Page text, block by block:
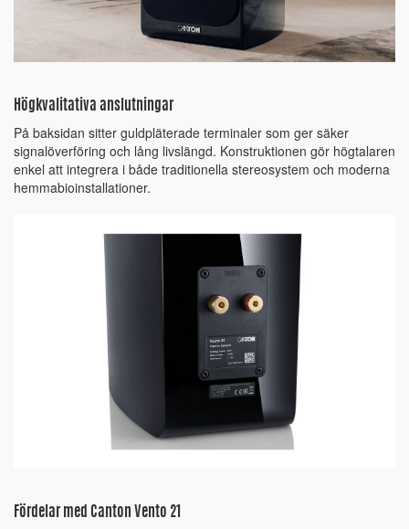
Högkvalitativa anslutningar
På baksidan sitter guldpläterade terminaler som ger säker
signalöverföring och lång livslängd. Konstruktionen gör högtalaren
enkel att integrera i både traditionella stereosystem och moderna
hemmabioinstallationer.
Fördelar med Canton Vento 21